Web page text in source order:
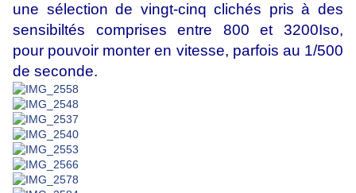
une sélection de vingt-cinq clichés pris à des
sensibiltés comprises entre 800 et 3200Iso,
pour pouvoir monter en vitesse, parfois au 1/500
de seconde.